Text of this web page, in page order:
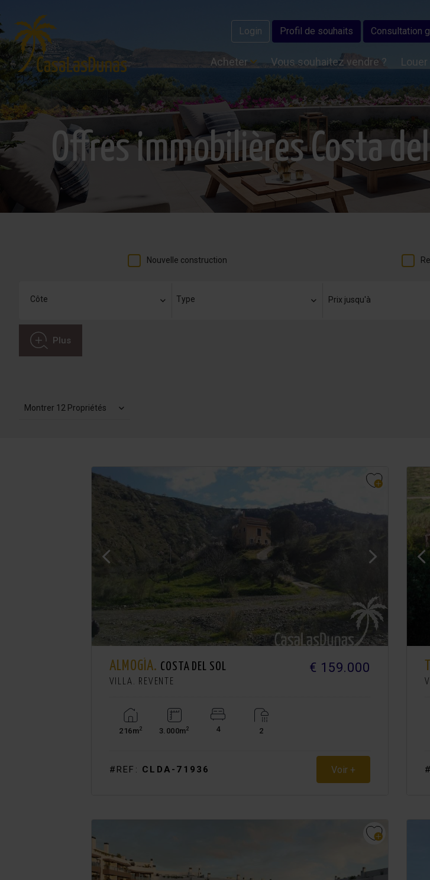
Login Profil de souhaits Consultation
Acheter Vous souhaitez vendre ? Louer
Offres immobilières Costa
Nouvelle construction
Prix ​​jusqu'à
Plus
Montrer 12 Propriétés
ALMOGÍA. COSTA DEL SOL
VILLA. REVENTE
€ 159.000
216m2 3.000m2 4 2
#REF: CLDA-71936 Voir +